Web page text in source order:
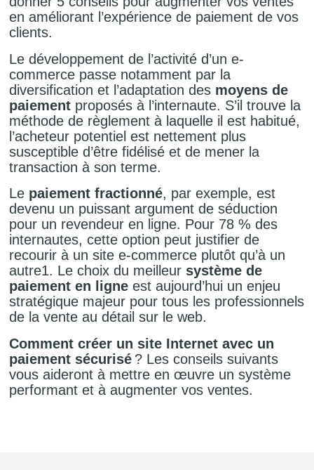
en améliorant l’expérience de paiement de vos
clients.
Le développement de l’activité d’un e-
commerce passe notamment par la
diversification et l’adaptation des moyens de
paiement proposés à l’internaute. S’il trouve la
méthode de règlement à laquelle il est habitué,
l’acheteur potentiel est nettement plus
susceptible d’être fidélisé et de mener la
transaction à son terme.
Le paiement fractionné, par exemple, est
devenu un puissant argument de séduction
pour un revendeur en ligne. Pour 78 % des
internautes, cette option peut justifier de
recourir à un site e-commerce plutôt qu’à un
autre1. Le choix du meilleur système de
paiement en ligne est aujourd’hui un enjeu
stratégique majeur pour tous les professionnels
de la vente au détail sur le web.
Comment créer un site Internet avec un
paiement sécurisé ? Les conseils suivants
vous aideront à mettre en œuvre un système
performant et à augmenter vos ventes.